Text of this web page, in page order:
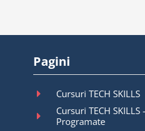
Pagini
Cursuri TECH SKILLS
Cursuri TECH
Programate